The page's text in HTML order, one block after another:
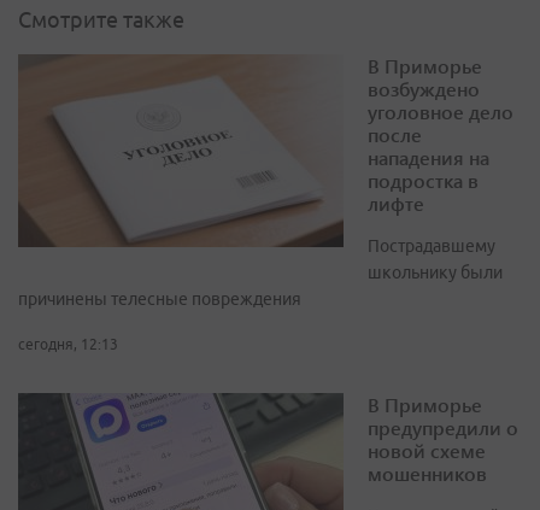
Смотрите также
В Приморье
возбуждено
уголовное дело
после
нападения на
подростка в
лифте
Пострадавшему
школьнику были
причинены телесные повреждения
сегодня, 12:13
В Приморье
предупредили о
новой схеме
мошенников